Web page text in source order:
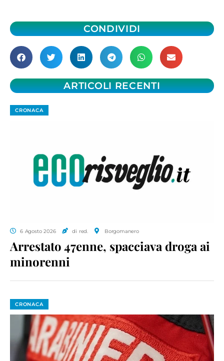
CONDIVIDI
ARTICOLI RECENTI
CRONACA
6 Agosto 2026 di red. Borgomanero
Arrestato 47enne, spacciava droga ai
minorenni
CRONACA